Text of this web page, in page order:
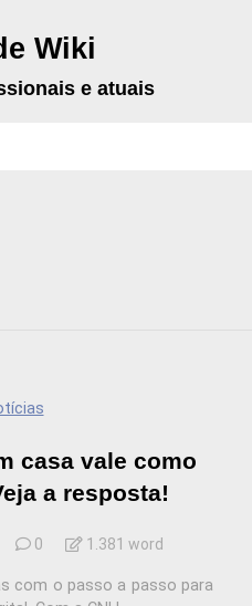
Wiki
e atuais
casa vale como
a resposta!
0 1.381 word
com o passo a passo para